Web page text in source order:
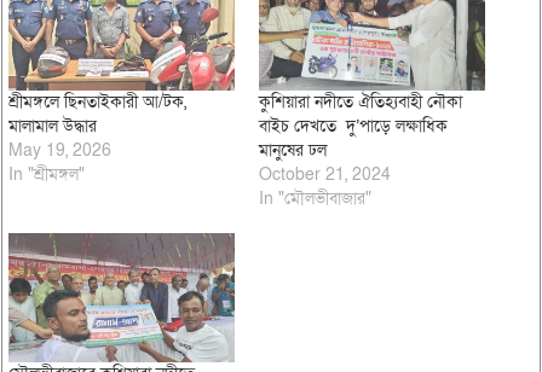
শ্রীমঙ্গলে ছিনতাইকারী আ/টক,
মালামাল উদ্ধার
May 19, 2026
In "শ্রীমঙ্গল"
কুশিয়ারা নদীতে ঐতিহ্যবাহী নৌকা
বাইচ দেখতে দু’পাড়ে লক্ষাধিক
মানুষের ঢল
October 21, 2024
In "মৌলভীবাজার"